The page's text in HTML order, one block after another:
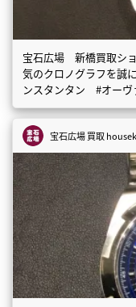
宝石広場 新橋買取シ
気のクロノグラフを誠
ンスタンタン #オー
宝石広場 買取